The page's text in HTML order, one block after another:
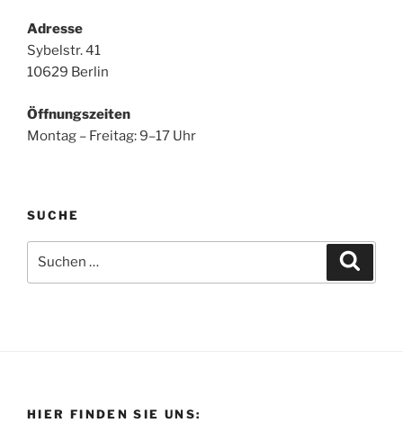
Adresse
Sybelstr. 41
10629 Berlin
Öffnungszeiten
Montag – Freitag: 9–17 Uhr
SUCHE
nach:
HIER FINDEN SIE UNS: